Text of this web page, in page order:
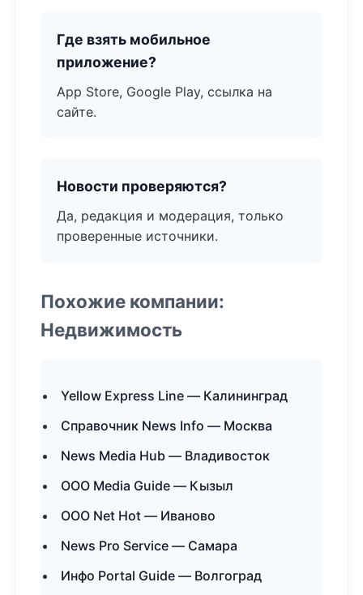
Где взять мобильное
приложение?
App Store, Google Play, ссылка на
сайте.
Новости проверяются?
Да, редакция и модерация, только
проверенные источники.
Похожие компании:
Недвижимость
Yellow Express Line — Калининград
Справочник News Info — Москва
News Media Hub — Владивосток
ООО Media Guide — Кызыл
ООО Net Hot — Иваново
News Pro Service — Самара
Инфо Portal Guide — Волгоград